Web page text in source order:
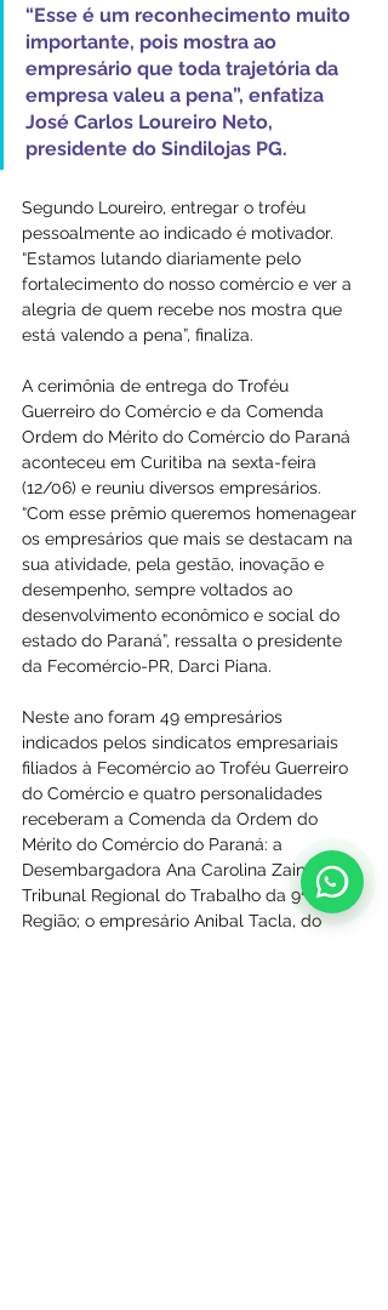
“Esse é um reconhecimento muito
importante, pois mostra ao
empresário que toda trajetória da
empresa valeu a pena”, enfatiza
José Carlos Loureiro Neto,
presidente do Sindilojas PG.
Segundo Loureiro, entregar o troféu
pessoalmente ao indicado é motivador.
“Estamos lutando diariamente pelo
fortalecimento do nosso comércio e ver a
alegria de quem recebe nos mostra que
está valendo a pena”, finaliza.
A cerimônia de entrega do Troféu
Guerreiro do Comércio e da Comenda
Ordem do Mérito do Comércio do Paraná
aconteceu em Curitiba na sexta-feira
(12/06) e reuniu diversos empresários.
“Com esse prêmio queremos homenagear
os empresários que mais se destacam na
sua atividade, pela gestão, inovação e
desempenho, sempre voltados ao
desenvolvimento econômico e social do
estado do Paraná”, ressalta o presidente
da Fecomércio-PR, Darci Piana.
Neste ano foram 49 empresários
indicados pelos sindicatos empresariais
filiados à Fecomércio ao Troféu Guerreiro
do Comércio e quatro personalidades
receberam a Comenda da Ordem do
Mérito do Comércio do Paraná: a
Desembargadora Ana Carolina Zaina, do
Tribunal Regional do Trabalho da 9ª
Região; o empresário Anibal Tacla, do